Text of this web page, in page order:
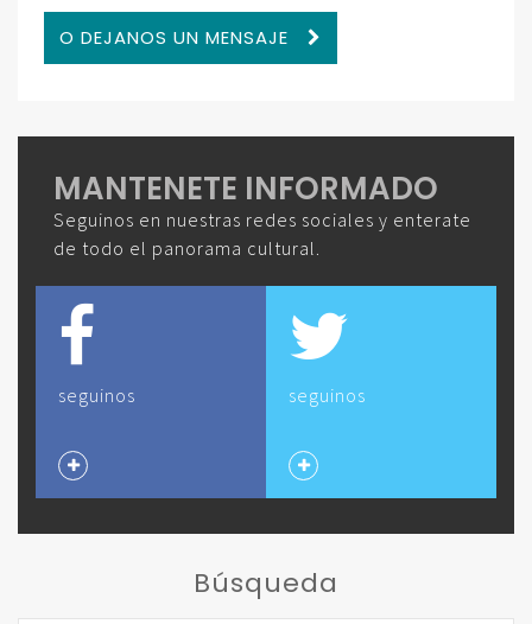
O DEJANOS UN MENSAJE
MANTENETE INFORMADO
Seguinos en nuestras redes sociales y enterate
de todo el panorama cultural.
seguinos seguinos
Búsqueda